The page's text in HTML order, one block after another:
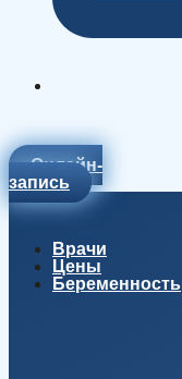
Онлайн-
запись
Врачи
Цены
Беременность